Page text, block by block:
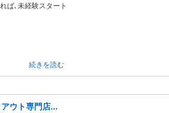
ば､未経験スタート
続きを読む
ウト専門店...